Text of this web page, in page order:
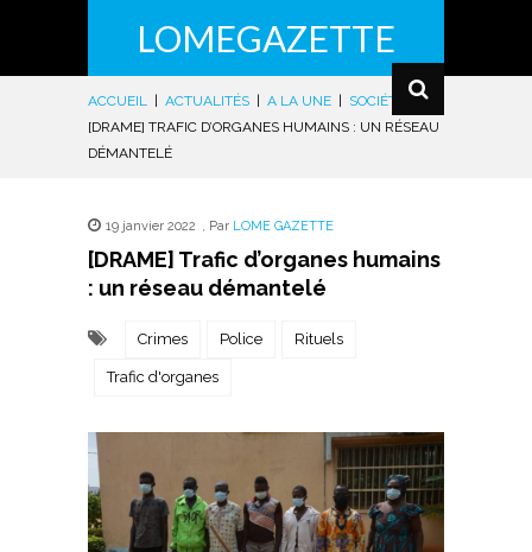
LOMEGAZETTE
ACCUEIL ACTUALITÉS A LA UNE SOCIÉTÉ
|
[DRAME] TRAFIC D’ORGANES HUMAINS : UN RÉSEAU
DÉMANTELÉ
19 janvier 2022 , Par LOME GAZETTE
[DRAME] Trafic d’organes humains
: un réseau démantelé
Crimes Police Rituels
Trafic d'organes